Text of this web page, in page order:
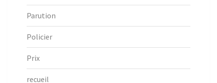
Parution
Policier
Prix
recueil